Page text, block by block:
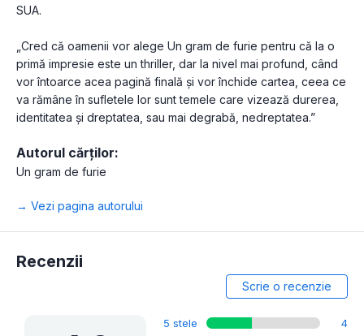
SUA.
„Cred că oamenii vor alege Un gram de furie pentru că la o
primă impresie este un thriller, dar la nivel mai profund, când
vor întoarce acea pagină finală și vor închide cartea, ceea ce
va rămâne în sufletele lor sunt temele care vizează durerea,
identitatea și dreptatea, sau mai degrabă, nedreptatea.”
Autorul cărților:
Un gram de furie
→ Vezi pagina autorului
Recenzii
Scrie o recenzie
5 stele 4